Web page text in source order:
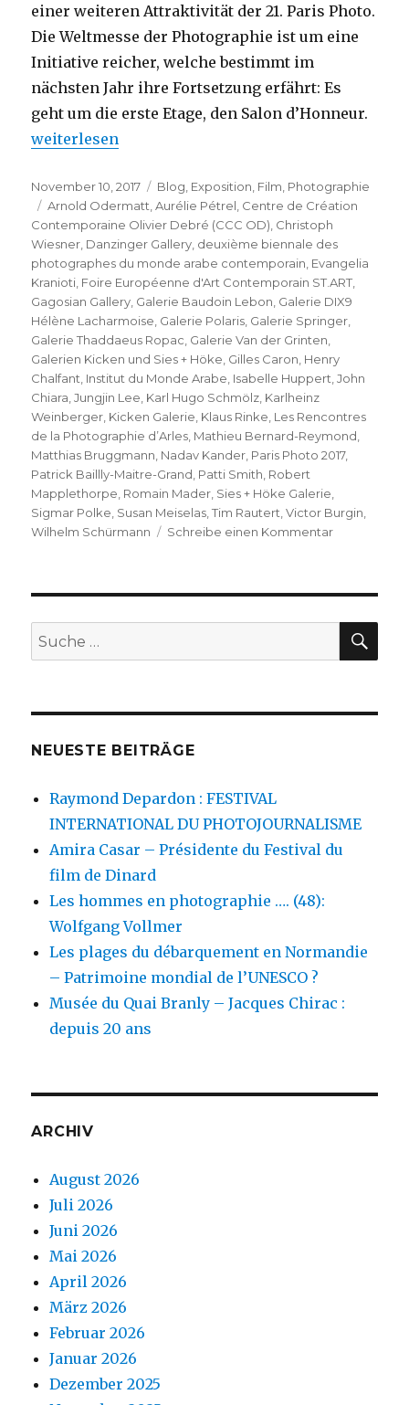
einer weiteren Attraktivität der 21. Paris Photo.
Die Weltmesse der Photographie ist um eine
Initiative reicher, welche bestimmt im
nächsten Jahr ihre Fortsetzung erfährt: Es
geht um die erste Etage, den Salon d’Honneur.
„Paris Photo 2017 – 21ème édition“
weiterlesen
Veröffentlicht
am
November 10, 2017 Kategorien
Blog Exposition Film Photographie
Schlagwörter
Arnold Odermatt ,Aurélie Pétrel Centre de Création
Contemporaine Olivier Debré (CCC OD) Christoph
Wiesner Danzinger Gallery deuxième biennale des
photographes du monde arabe contemporain Evangelia
Kranioti Foire Européenne d'Art Contemporain ST.ART
Gagosian Gallery Galerie Baudoin Lebon Galerie DIX9
Hélène Lacharmoise Galerie Polaris Galerie Springer
Galerie Thaddaeus Ropac Galerie Van der Grinten
Galerien Kicken und Sies + Höke Gilles Caron Henry
Chalfant Institut du Monde Arabe Isabelle Huppert ,John
Chiara ,Jungjin Lee Karl Hugo Schmölz Karlheinz
Weinberger Kicken Galerie Klaus Rinke Les Rencontres
de la Photographie d’Arles Mathieu Bernard-Reymond
Matthias Bruggmann Nadav Kander Paris Photo 2017,
Patrick Baillly-Maitre-Grand Patti Smith Robert
Mapplethorpe Romain Mader Sies + Höke Galerie
Sigmar Polke Susan Meiselas ,Tim Rautert ,Victor Burgin
Wilhelm Schürmann
Schreibe einen Kommentarzu
21ème
édition
Suche
nach:
NEUESTE BEITRÄGE
Raymond Depardon : FESTIVAL
INTERNATIONAL DU PHOTOJOURNALISME
Amira Casar – Présidente du Festival du
film de Dinard
Les hommes en photographie …. (48):
Wolfgang Vollmer
Les plages du débarquement en Normandie
– Patrimoine mondial de l’UNESCO ?
Musée du Quai Branly – Jacques Chirac :
depuis 20 ans
ARCHIV
August 2026
Juli 2026
Juni 2026
Mai 2026
April 2026
März 2026
Februar 2026
Januar 2026
Dezember 2025